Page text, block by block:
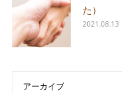
た）
2021.08.13
アーカイブ